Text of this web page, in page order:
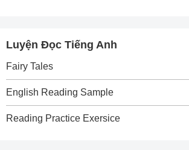
Luyện Đọc Tiếng Anh
Fairy Tales
English Reading Sample
Reading Practice Exersice